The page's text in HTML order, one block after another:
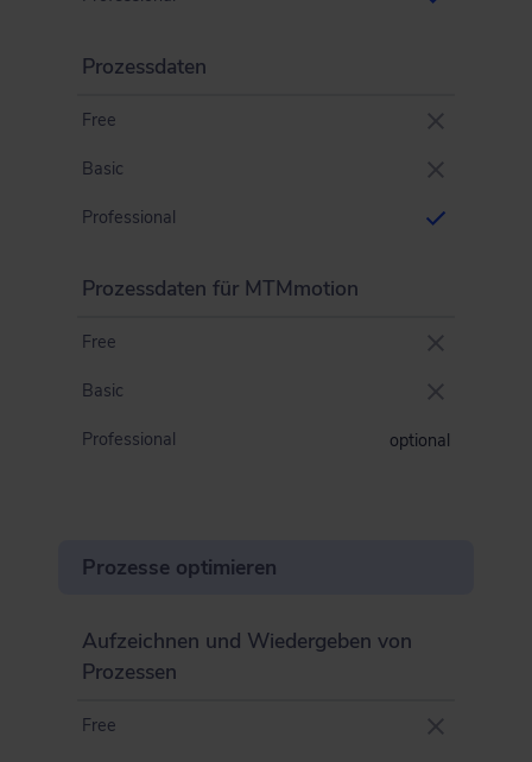
Prozessdaten
Free
Basic
Professional
Prozessdaten für MTMmotion
Free
Basic
Professional optional
Prozesse optimieren
Aufzeichnen und Wiedergeben von
Prozessen
Free